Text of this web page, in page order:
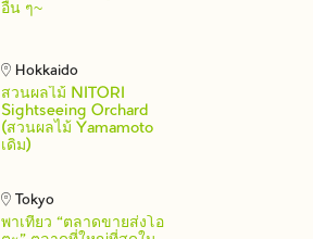
อื่น ๆ~
Hokkaido
สวนผลไม้ NITORI
Sightseeing Orchard
(สวนผลไม้ Yamamoto
เดิม)
Tokyo
พาเที่ยว “ตลาดขายส่งโอ